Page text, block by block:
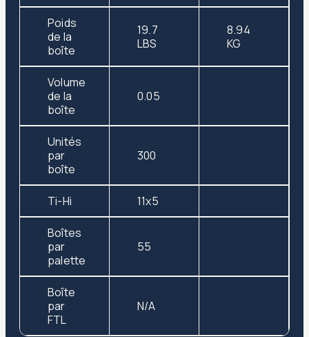
Poids
de la
boîte
19.7
LBS
8.94
KG
Volume
de la
boîte
0.05
Unités
par
boîte
300
Ti-Hi 11x5
Boîtes
par
palette
55
Boîte
par
FTL
N/A